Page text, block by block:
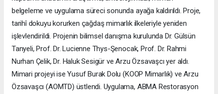
belgeleme ve uygulama süreci sonunda ayağa kaldırıldı. Proje,
tarihî dokuyu korurken çağdaş mimarlık ilkeleriyle yeniden
işlevlendirildi. Projenin bilimsel danışma kurulunda Dr. Gülsün
Tanyeli, Prof. Dr. Lucienne Thys-Şenocak, Prof. Dr. Rahmi
Nurhan Çelik, Dr. Haluk Sesigür ve Arzu Özsavaşcı yer aldı.
Mimari projeyi ise Yusuf Burak Dolu (KOOP Mimarlık) ve Arzu
Özsavaşcı (AOMTD) üstlendi. Uygulama, ABMA Restorasyon